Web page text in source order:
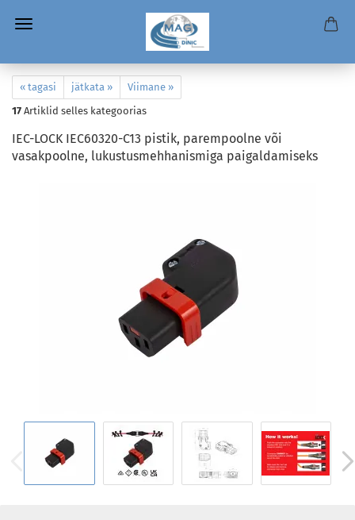
« tagasi jätkata »
Viimane »
17 Artiklid selles kategoorias
IEC-LOCK IEC60320-C13 pistik, parempoolne või
vasakpoolne, lukustusmehhanismiga paigaldamiseks